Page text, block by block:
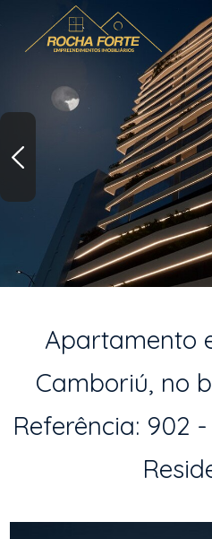
Apartamento
Camboriú, no
Referência: 902